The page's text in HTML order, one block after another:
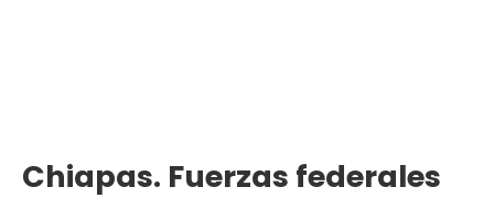
Chiapas. Fuerzas federales